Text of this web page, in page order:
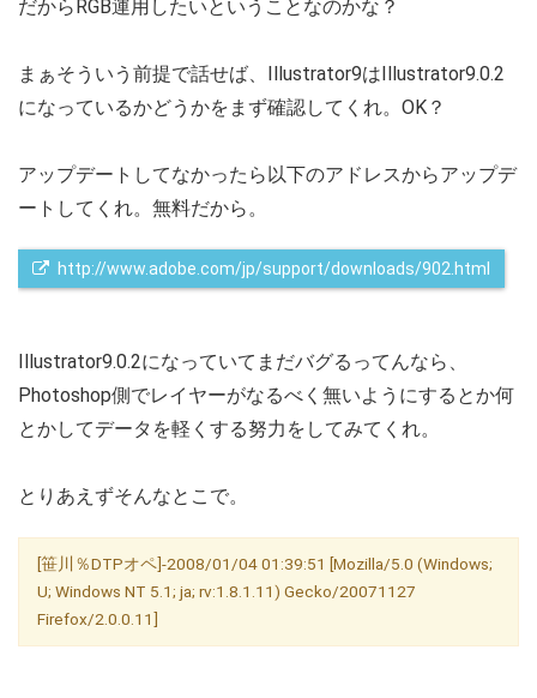
だからRGB運用したいということなのかな？
まぁそういう前提で話せば、Illustrator9はIllustrator9.0.2
になっているかどうかをまず確認してくれ。OK？
アップデートしてなかったら以下のアドレスからアップデ
ートしてくれ。無料だから。
http://www.adobe.com/jp/support/downloads/902.html
Illustrator9.0.2になっていてまだバグるってんなら、
Photoshop側でレイヤーがなるべく無いようにするとか何
とかしてデータを軽くする努力をしてみてくれ。
とりあえずそんなとこで。
[笹川％DTPオペ]-2008/01/04 01:39:51 [Mozilla/5.0 (Windows;
U; Windows NT 5.1; ja; rv:1.8.1.11) Gecko/20071127
Firefox/2.0.0.11]